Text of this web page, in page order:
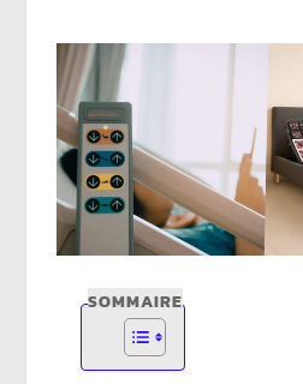
SOMMAIRE